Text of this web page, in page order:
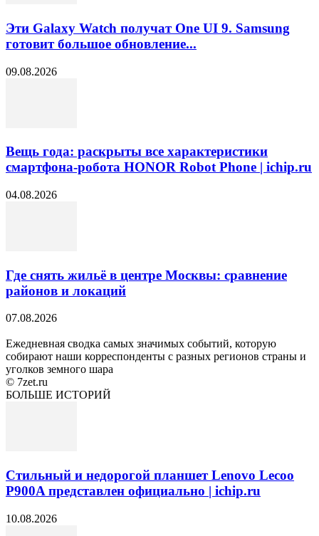
Эти Galaxy Watch получат One UI 9. Samsung
готовит большое обновление...
09.08.2026
Вещь года: раскрыты все характеристики
смартфона-робота HONOR Robot Phone | ichip.ru
04.08.2026
Где снять жильё в центре Москвы: сравнение
районов и локаций
07.08.2026
Ежедневная сводка самых значимых событий, которую
собирают наши корреспонденты с разных регионов страны и
уголков земного шара
© 7zet.ru
БОЛЬШЕ ИСТОРИЙ
Стильный и недорогой планшет Lenovo Lecoo
P900A представлен официально | ichip.ru
10.08.2026